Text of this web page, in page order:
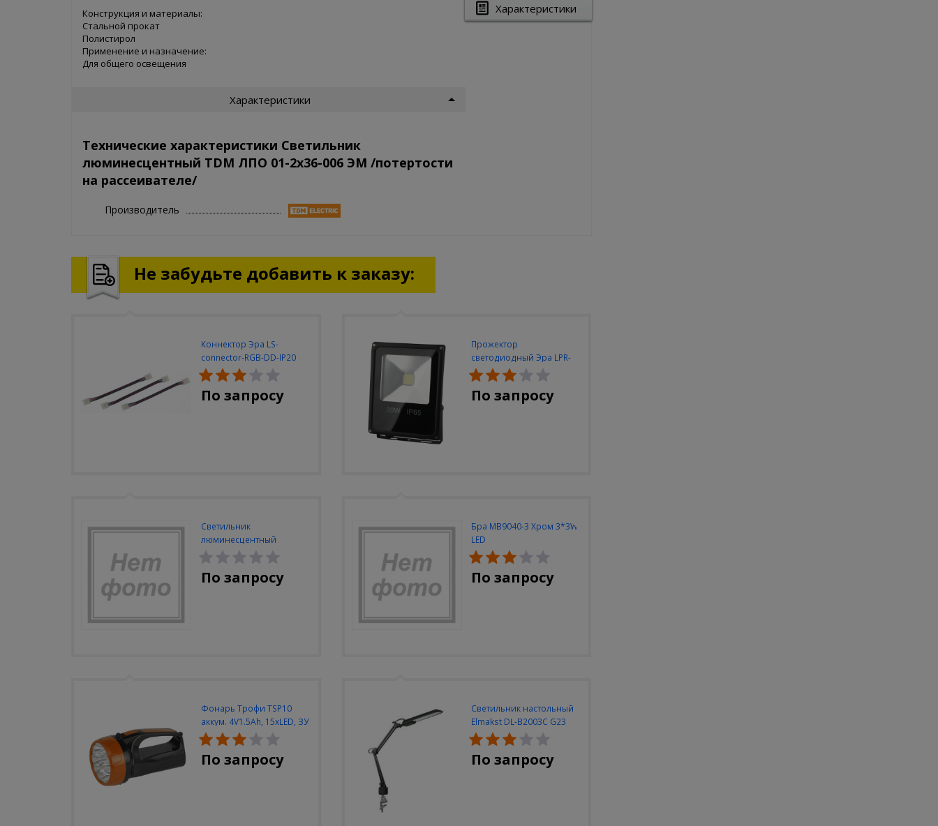
Характеристики
Конструкция и материалы:
Стальной прокат
Полистирол
Применение и назначение:
Для общего освещения
Характеристики
Технические характеристики Светильник
люминесцентный TDM ЛПО 01-2х36-006 ЭМ /потертости
на рассеивателе/
Производитель
Не забудьте добавить к заказу:
Коннектор Эра LS-
connector-RGB-DD-IP20
(3шт/уп)
По запросу
Прожектор
светодиодный Эра LPR-
30W-6500K-M
По запросу
Светильник
люминесцентный
Navigator NEL-A2-E130-T4-
840/WH
По запросу
Бра MB9040-3 Хром 3*3W
LED
По запросу
Фонарь Трофи TSP10
аккум. 4V1.5Ah, 15xLED, ЗУ
вилка 220V
По запросу
Светильник настольный
Elmakst DL-B2003C G23
черный струбцина
По запросу